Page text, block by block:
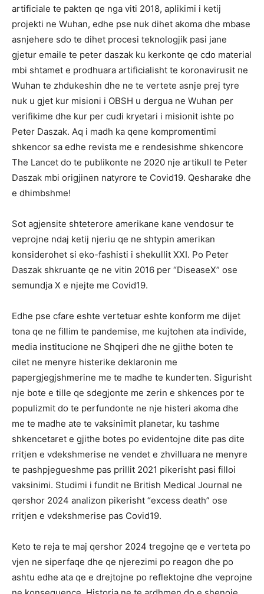
artificiale te pakten qe nga viti 2018, aplikimi i ketij
projekti ne Wuhan, edhe pse nuk dihet akoma dhe mbase
asnjehere sdo te dihet procesi teknologjik pasi jane
gjetur emaile te peter daszak ku kerkonte qe cdo material
mbi shtamet e prodhuara artificialisht te koronavirusit ne
Wuhan te zhdukeshin dhe ne te vertete asnje prej tyre
nuk u gjet kur misioni i OBSH u dergua ne Wuhan per
verifikime dhe kur per cudi kryetari i misionit ishte po
Peter Daszak. Aq i madh ka qene kompromentimi
shkencor sa edhe revista me e rendesishme shkencore
The Lancet do te publikonte ne 2020 nje artikull te Peter
Daszak mbi origjinen natyrore te Covid19. Qesharake dhe
e dhimbshme!
Sot agjensite shteterore amerikane kane vendosur te
veprojne ndaj ketij njeriu qe ne shtypin amerikan
konsiderohet si eko-fashisti i shekullit XXI. Po Peter
Daszak shkruante qe ne vitin 2016 per “DiseaseX” ose
semundja X e njejte me Covid19.
Edhe pse cfare eshte vertetuar eshte konform me dijet
tona qe ne fillim te pandemise, me kujtohen ata individe,
media institucione ne Shqiperi dhe ne gjithe boten te
cilet ne menyre histerike deklaronin me
papergjegjshmerine me te madhe te kunderten. Sigurisht
nje bote e tille qe sdegjonte me zerin e shkences por te
populizmit do te perfundonte ne nje histeri akoma dhe
me te madhe ate te vaksinimit planetar, ku tashme
shkencetaret e gjithe botes po evidentojne dite pas dite
rritjen e vdekshmerise ne vendet e zhvilluara ne menyre
te pashpjegueshme pas prillit 2021 pikerisht pasi filloi
vaksinimi. Studimi i fundit ne British Medical Journal ne
qershor 2024 analizon pikerisht “excess death” ose
rritjen e vdekshmerise pas Covid19.
Keto te reja te maj qershor 2024 tregojne qe e verteta po
vjen ne siperfaqe dhe qe njerezimi po reagon dhe po
ashtu edhe ata qe e drejtojne po reflektojne dhe veprojne